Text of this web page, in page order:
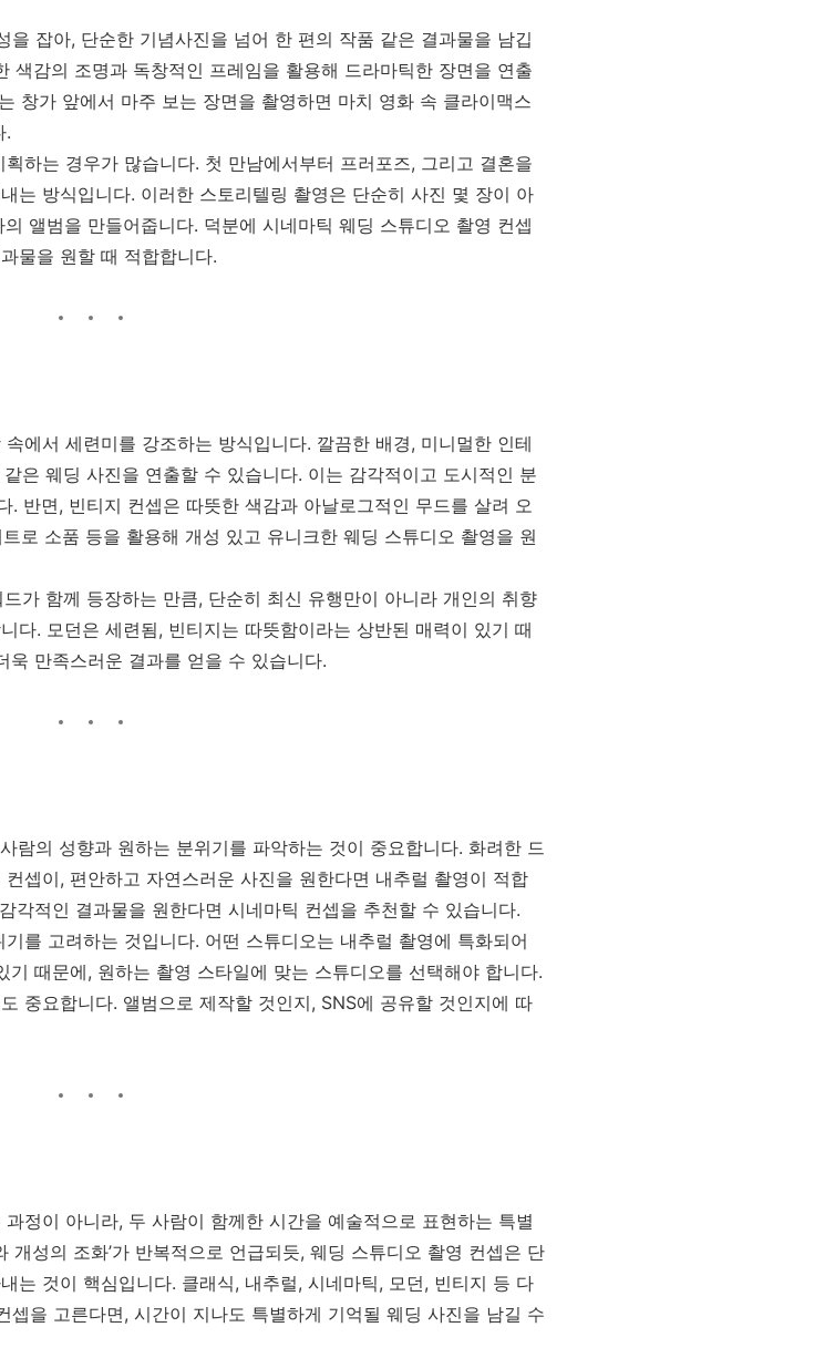
잡아, 단순한 기념사진을 넘어 한 편의 작품 같은 결과물을 남깁
색감의 조명과 독창적인 프레임을 활용해 드라마틱한 장면을 연출
창가 앞에서 마주 보는 장면을 촬영하면 마치 영화 속 클라이맥스
.
하는 경우가 많습니다. 첫 만남에서부터 프러포즈, 그리고 결혼을
는 방식입니다. 이러한 스토리텔링 촬영은 단순히 사진 몇 장이 아
앨범을 만들어줍니다. 덕분에 시네마틱 웨딩 스튜디오 촬영 컨셉
물을 원할 때 적합합니다.
에서 세련미를 강조하는 방식입니다. 깔끔한 배경, 미니멀한 인테
은 웨딩 사진을 연출할 수 있습니다. 이는 감각적이고 도시적인 분
. 반면, 빈티지 컨셉은 따뜻한 색감과 아날로그적인 무드를 살려 오
로 소품 등을 활용해 개성 있고 유니크한 웨딩 스튜디오 촬영을 원
드가 함께 등장하는 만큼, 단순히 최신 유행만이 아니라 개인의 취향
다. 모던은 세련됨, 빈티지는 따뜻함이라는 상반된 매력이 있기 때
만족스러운 결과를 얻을 수 있습니다.
람의 성향과 원하는 분위기를 파악하는 것이 중요합니다. 화려한 드
셉이, 편안하고 자연스러운 사진을 원한다면 내추럴 촬영이 적합
각적인 결과물을 원한다면 시네마틱 컨셉을 추천할 수 있습니다.
를 고려하는 것입니다. 어떤 스튜디오는 내추럴 촬영에 특화되어
때문에, 원하는 촬영 스타일에 맞는 스튜디오를 선택해야 합니다.
중요합니다. 앨범으로 제작할 것인지, SNS에 공유할 것인지에 따
정이 아니라, 두 사람이 함께한 시간을 예술적으로 표현하는 특별
개성의 조화’가 반복적으로 언급되듯, 웨딩 스튜디오 촬영 컨셉은 단
는 것이 핵심입니다. 클래식, 내추럴, 시네마틱, 모던, 빈티지 등 다
을 고른다면, 시간이 지나도 특별하게 기억될 웨딩 사진을 남길 수